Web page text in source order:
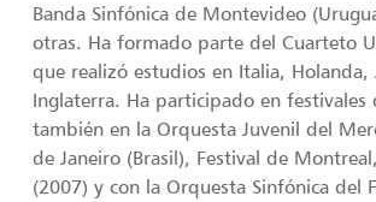
Banda Sinfónica de Montevideo
otras. Ha formado parte del Cuarteto
que realizó estudios en Italia, Holanda,
Inglaterra. Ha participado en festivales
también en la Orquesta Juvenil del
de Janeiro (Brasil), Festival de
(2007) y con la Orquesta Sinfónica del